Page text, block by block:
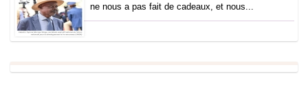
ne nous a pas fait de cadeaux, et nous...